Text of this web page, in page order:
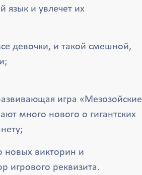
язык и увлечет их
девочки, и такой смешной,
игра «Мезозойские
много нового о гигантских
новых викторин и
игрового реквизита.